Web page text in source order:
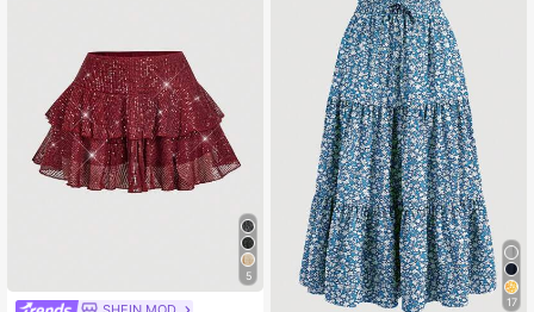
5
17